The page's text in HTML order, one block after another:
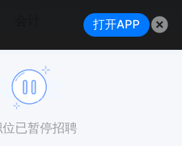
已暂停招聘
打开APP